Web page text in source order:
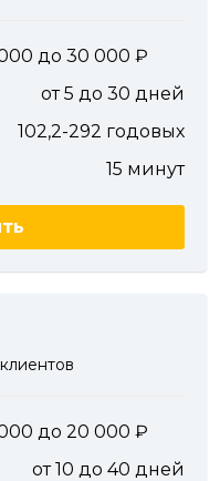
000 до 30 000
от 5 до 30 дней
102,2-292 годовых
15 минут
до 20 000
от 10 до 40 дней